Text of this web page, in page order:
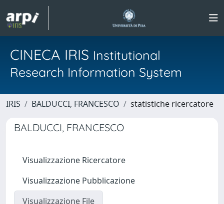
CINECA IRIS Institutional
Research Information System
IRIS BALDUCCI, FRANCESCO statistiche ricercatore
BALDUCCI, FRANCESCO
Visualizzazione Ricercatore
Visualizzazione Pubblicazione
Visualizzazione File